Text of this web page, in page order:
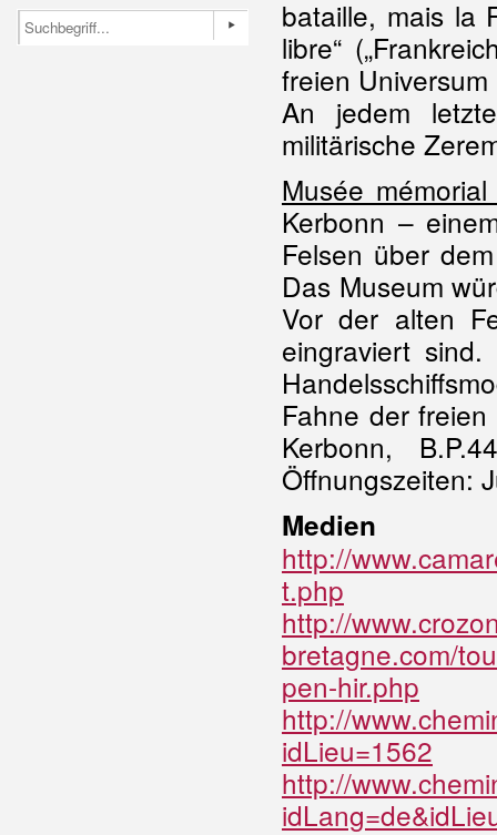
bataille, mais la
libre“
freien
An jedem
militärische
Musée
Kerbonn –
Felsen über
Das Museum
Vor der alten
eingraviert
Fahne der
Kerbonn,
Öffnungszeiten:
Medien
http://
t.php
http://
bretagne.com/
pen-hir.php
http://
idLieu=1562
http://